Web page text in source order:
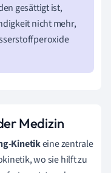
gesättigt ist,
nicht mehr,
Medizin
Kinetikeine zentrale
wo sie hilft zu